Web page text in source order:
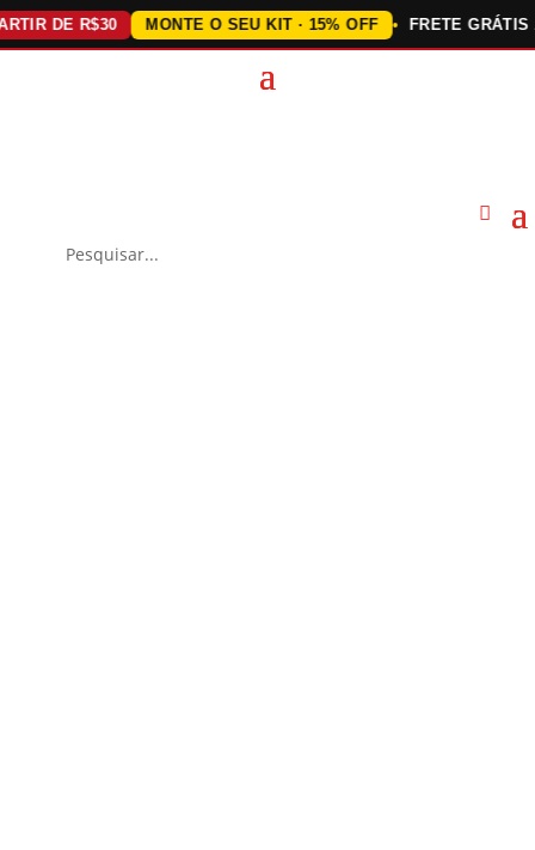
DE R$30 MONTE O SEU KIT · 15% OFF FRETE GRÁTIS